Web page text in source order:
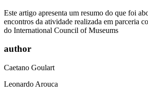
Este artigo apresenta um resumo do que foi
encontros da atividade realizada em parceria
do International Council of Museums
author
Caetano Goulart
Leonardo Arouca